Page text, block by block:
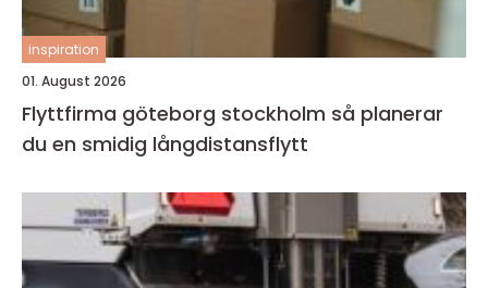
inspiration
01. August 2026
Flyttfirma göteborg stockholm så planerar
du en smidig långdistansflytt